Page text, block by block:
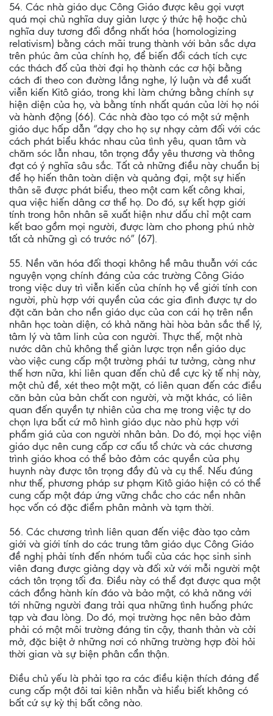
54. Các nhà giáo dục Công Giáo được kêu gọi vượt
quá mọi chủ nghĩa duy giản lược ý thức hệ hoặc chủ
nghĩa duy tương đối đồng nhất hóa (homologizing
relativism) bằng cách mãi trung thành với bản sắc dựa
trên phúc âm của chính họ, để biến đổi cách tích cực
các thách đố của thời đại họ thành các cơ hội bằng
cách đi theo con đường lắng nghe, lý luận và đề xuất
viễn kiến Kitô giáo, trong khi làm chứng bằng chính sự
hiện diện của họ, và bằng tính nhất quán của lời họ nói
và hành động (66). Các nhà đào tạo có một sứ mệnh
giáo dục hấp dẫn “dạy cho họ sự nhạy cảm đối với các
cách phát biểu khác nhau của tình yêu, quan tâm và
chăm sóc lẫn nhau, tôn trọng đầy yêu thương và thông
đạt có ý nghĩa sâu sắc. Tất cả những điều này chuẩn bị
để họ hiến thân toàn diện và quảng đại, một sự hiến
thân sẽ được phát biểu, theo một cam kết công khai,
qua việc hiến dâng cơ thể họ. Do đó, sự kết hợp giới
tính trong hôn nhân sẽ xuất hiện như dấu chỉ một cam
kết bao gồm mọi người, được làm cho phong phú nhờ
tất cả những gì có trước nó” (67).
55. Nền văn hóa đối thoại không hề mâu thuẫn với các
nguyện vọng chính đáng của các trường Công Giáo
trong việc duy trì viễn kiến của chính họ về giới tính con
người, phù hợp với quyền của các gia đình được tự do
đặt căn bản cho nền giáo dục của con cái họ trên nền
nhân học toàn diện, có khả năng hài hòa bản sắc thể lý,
tâm lý và tâm linh của con người. Thực thế, một nhà
nước dân chủ không thể giản lược trọn nền giáo dục
vào việc cung cấp một trường phái tư tưởng, càng như
thế hơn nữa, khi liên quan đến chủ đề cực kỳ tế nhị này,
một chủ đề, xét theo một mặt, có liên quan đến các điều
căn bản của bản chất con người, và mặt khác, có liên
quan đến quyền tự nhiên của cha mẹ trong việc tự do
chọn lựa bất cứ mô hình giáo dục nào phù hợp với
phẩm giá của con người nhân bản. Do đó, mọi học viện
giáo dục nên cung cấp cơ cấu tổ chức và các chương
trình giáo khoa có thể bảo đảm các quyền của phụ
huynh này được tôn trọng đầy đủ và cụ thể. Nếu đúng
như thế, phương pháp sư phạm Kitô giáo hiện có có thể
cung cấp một đáp ứng vững chắc cho các nền nhân
học vốn có đặc điểm phân mảnh và tạm thời.
56. Các chương trình liên quan đến việc đào tạo cảm
giới và giới tính do các trung tâm giáo dục Công Giáo
đề nghị phải tính đến nhóm tuổi của các học sinh sinh
viên đang được giảng dạy và đối xử với mỗi người một
cách tôn trọng tối đa. Điều này có thể đạt được qua một
cách đồng hành kín đáo và bảo mật, có khả năng với
tới những người đang trải qua những tình huống phức
tạp và đau lòng. Do đó, mọi trường học nên bảo đảm
phải có một môi trường đáng tin cậy, thanh thản và cởi
mở, đặc biệt ở những nơi có những trường hợp đòi hỏi
thời gian và sự biện phân cẩn thận.
Điều chủ yếu là phải tạo ra các điều kiện thích đáng để
cung cấp một đôi tai kiên nhẫn và hiểu biết không có
bất cứ sự kỳ thị bất công nào.